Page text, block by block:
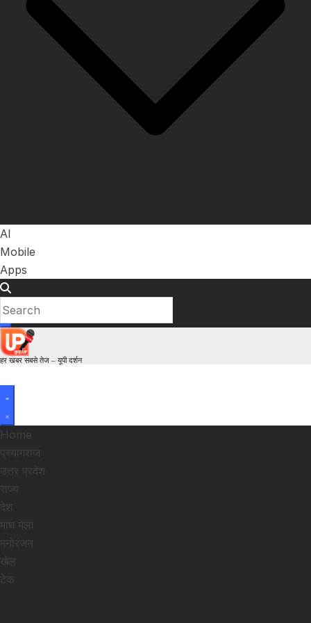
AI
Mobile
Apps
हर खबर सबसे तेज – यूपी दर्शन
Home
प्रयागराज
उत्तर प्रदेश
राज्य
देश
माघ मेला
मनोरंजन
खेल
टेक